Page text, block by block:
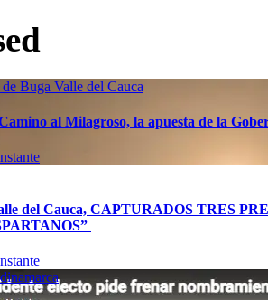
Buga Valle del Cauca
al Milagroso, la apuesta de la
del Cauca, CAPTURADOS TRES